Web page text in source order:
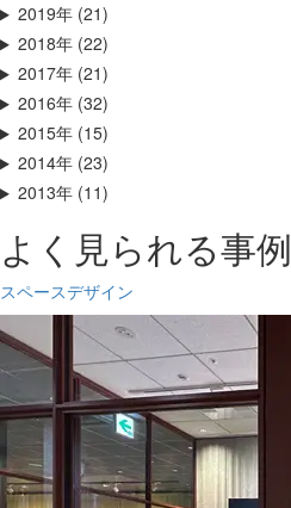
2019年 (21)
2018年 (22)
2017年 (21)
2016年 (32)
2015年 (15)
2014年 (23)
2013年 (11)
よく見られる事例
スペースデザイン